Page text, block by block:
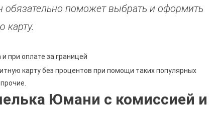
поможет выбрать и оформить
карту.
при оплате за границей
карту без процентов при помощи таких популярных
Юмани с комиссией и